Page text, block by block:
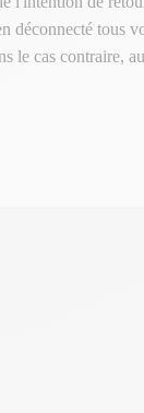
déconnecté tous
le cas contraire,